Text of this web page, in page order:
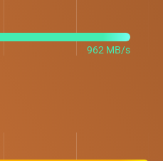
962 MB/s